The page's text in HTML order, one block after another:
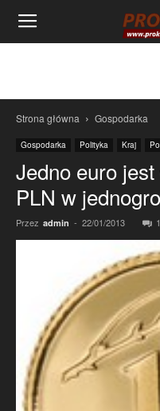
Strona główna Gospodarka
Gospodarka Polityka Kraj
Jedno euro
PLN w
Przez admin - 22/01/2013 1